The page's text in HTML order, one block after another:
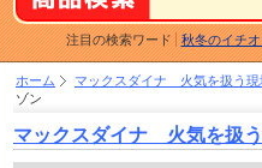
注目の検索ワード 秋冬のイチ
ホーム マックスダイナ 火気を扱う現
ゾン
マックスダイナ 火気を扱